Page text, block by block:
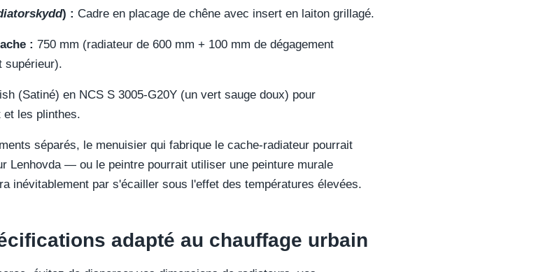
) : Cadre en placage de chêne avec insert en laiton grillagé.
: 750 mm (radiateur de 600 mm + 100 mm de dégagement
supérieur).
(Satiné) en NCS S 3005-G20Y (un vert sauge doux) pour
et les plinthes.
séparés, le menuisier qui fabrique le cache-radiateur pourrait
Lenhovda — ou le peintre pourrait utiliser une peinture murale
inévitablement par s'écailler sous l'effet des températures élevées.
adapté au chauffage urbain